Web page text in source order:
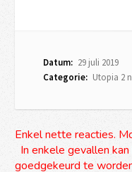
Datum: 29 juli 2019
Categorie: Utopia 2
Enkel nette reacties.
In enkele gevallen
goedgekeurd te